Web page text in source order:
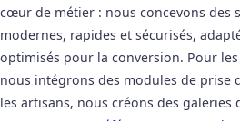
cœur de métier : nous concevons des
modernes, rapides et sécurisés,
optimisés pour la conversion. Pour
nous intégrons des modules de prise
les artisans, nous créons des galeries